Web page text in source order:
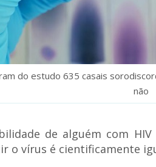
do estudo 635 casais
não
de alguém com
o vírus é cientificamente